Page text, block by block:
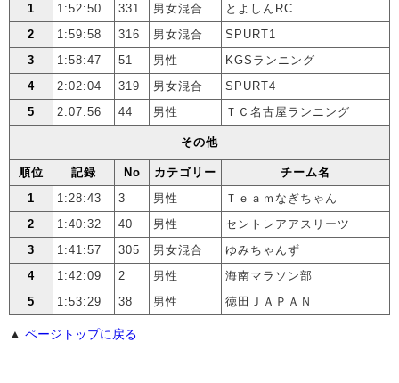
1
1:52:50 331 男女混合
とよしんRC
2
1:59:58 316 男女混合
SPURT1
3
1:58:47 51 男性
KGSランニング
4
2:02:04 319 男女混合
SPURT4
5
2:07:56 44 男性 ＴＣ名古屋ランニング
その他
順位 記録 No カテゴリー
チーム名
1
1:28:43 3 男性
Ｔｅａｍなぎちゃん
2
1:40:32 40 男性
セントレアアスリーツ
3
1:41:57 305 男女混合
ゆみちゃんず
4
1:42:09 2 男性
海南マラソン部
5
1:53:29 38 男性 徳田ＪＡＰＡＮ
▲ ページトップに戻る